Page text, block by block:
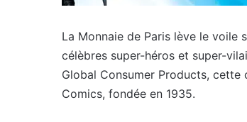
La Monnaie de Paris lève le voile
célèbres super-héros et super-
Global Consumer Products, cette
Comics, fondée en 1935.